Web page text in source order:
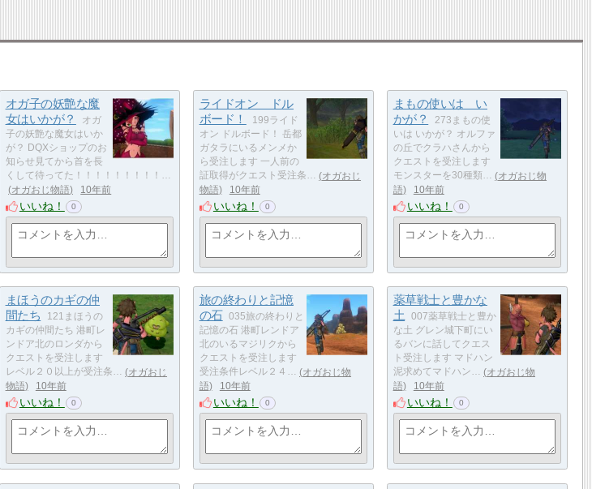
オガ子の妖艶な魔
女はいかが？
オガ
子の妖艶な魔女はいか
が？ DQXショップのお
知らせ見てから首を長
くして待ってた！！！！！！！！！…
オガおじ物語
10年前
いいね！ 0
ライドオン ドル
ボード！
199ライド
オン ドルボード！ 岳都
ガタラにいるメンメか
ら受注します 一人前の
証取得がクエスト受注条…
オガおじ
物語
10年前
いいね！ 0
まもの使いは い
かが？
273まもの使
いは いかが？ オルファ
の丘でクラハさんから
クエストを受注します
モンスターを30種類…
オガおじ物
語
10年前
いいね！ 0
まほうのカギの仲
間たち
121まほうの
カギの仲間たち 港町レ
ンドア北のロンダから
クエストを受注します
レベル２０以上が受注条…
オガおじ
物語
10年前
いいね！ 0
旅の終わりと記憶
の石
035旅の終わりと
記憶の石 港町レンドア
北のいるマジリクから
クエストを受注します
受注条件レベル２４…
オガおじ物
語
10年前
いいね！ 0
薬草戦士と豊かな
土
007薬草戦士と豊か
な土 グレン城下町にい
るバンに話してクエス
ト受注します マドハン
泥求めてマドハン…
オガおじ物
語
10年前
いいね！ 0